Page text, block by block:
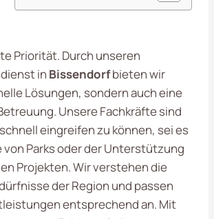
Priorität. Durch unseren
in Bissendorfbieten wir
Lösungen, sondern auch eine
Unsere Fachkräfte sind
eingreifen zu können, sei es
von Parks oder der Unterstützung
Projekten. Wir verstehen die
der Region und passen
entsprechend an. Mit